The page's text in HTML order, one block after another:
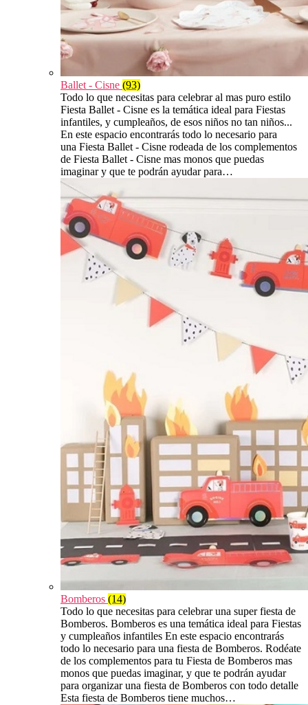
Ballet - Cisne (93)
Todo lo que necesitas para celebrar al mas puro estilo
Fiesta Ballet - Cisne es la temática ideal para Fiestas
infantiles, y cumpleaños, de esos niños no tan niños...
En este espacio encontrarás todo lo necesario para
una Fiesta Ballet - Cisne rodeada de los complementos
de Fiesta Ballet - Cisne mas monos que puedas
imaginar y que te podrán ayudar para…
Bomberos (14)
Todo lo que necesitas para celebrar una super fiesta de
Bomberos. Bomberos es una temática ideal para Fiestas
y cumpleaños infantiles En este espacio encontrarás
todo lo necesario para una fiesta de Bomberos. Rodéate
de los complementos para tu Fiesta de Bomberos mas
monos que puedas imaginar, y que te podrán ayudar
para organizar una fiesta de Bomberos con todo detalle
Esta fiesta de Bomberos tiene muchos…